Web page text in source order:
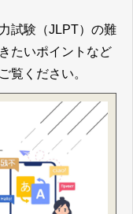
試験（JLPT）の難
たいポイントなど
覧ください。